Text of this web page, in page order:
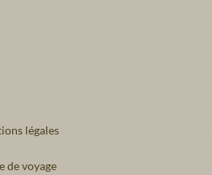
légales
de voyage